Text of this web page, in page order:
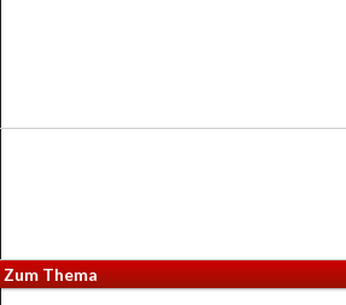
Zum Thema